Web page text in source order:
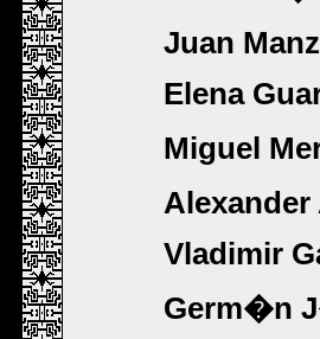
Juan
Elena
Miguel
Vladimir
Germ�n